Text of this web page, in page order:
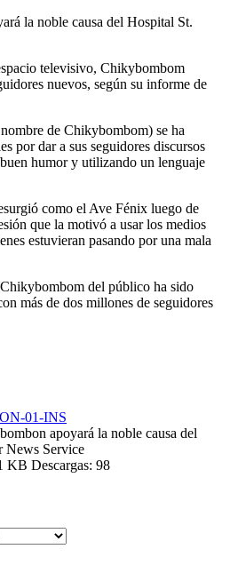
la noble causa del Hospital St.
televisivo, Chikybombom
nuevos, según su informe de
de Chikybombom) se ha
por dar a sus seguidores discursos
humor y utilizando un lenguaje
como el Ave Fénix luego de
que la motivó a usar los medios
estuvieran pasando por una mala
del público ha sido
más de dos millones de seguidores
01-INS
apoyará la noble causa del
News Service
KB Descargas: 98